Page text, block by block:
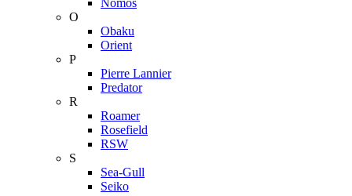
Nomos
O
Obaku
Orient
P
Pierre Lannier
Predator
R
Roamer
Rosefield
RSW
S
Sea-Gull
Seiko